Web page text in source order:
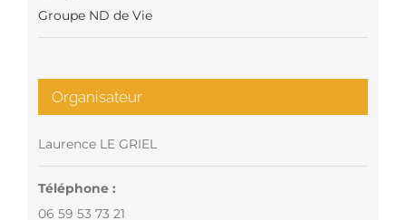
Groupe ND de Vie
Organisateur
Laurence LE GRIEL
Téléphone :
06 59 53 73 21